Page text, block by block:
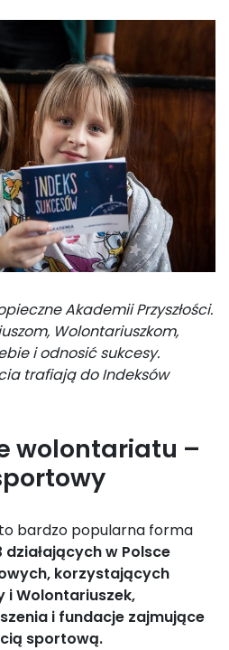
Akademii Przyszłości.
Wolontariuszkom,
i odnosić sukcesy.
trafiają do Indeksów
wolontariatu –
bardzo popularna forma
działających w Polsce
korzystających
i Wolontariuszek,
i fundacje zajmujące
sportową.